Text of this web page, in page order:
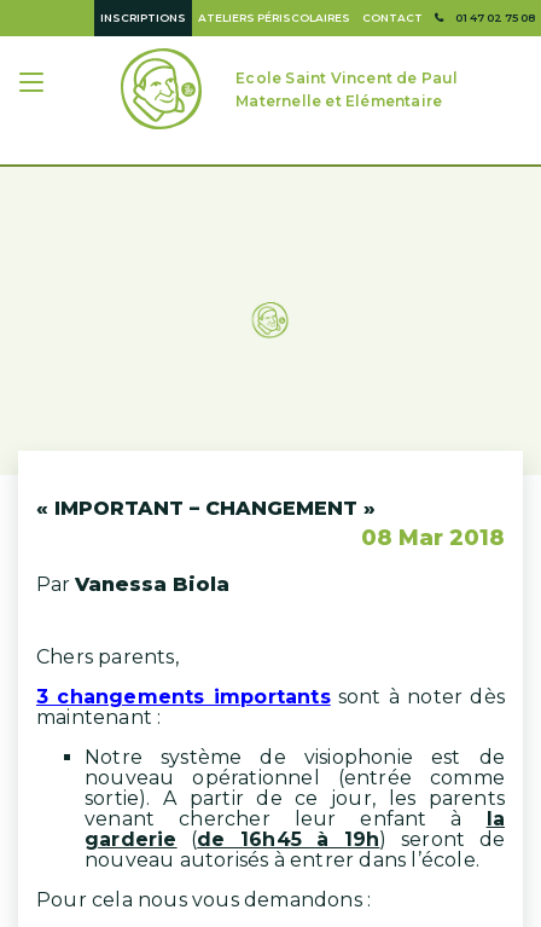
01 47 02 75 08
CONTACT
ATELIERS PÉRISCOLAIRES
INSCRIPTIONS
Ecole Saint Vincent de Paul
Maternelle et Elémentaire
« IMPORTANT – CHANGEMENT »
08 Mar 2018
Par Vanessa Biola
Chers parents,
3 changements importantssont à noter dès
maintenant :
Notre système de visiophonie est de
nouveau opérationnel (entrée comme
sortie). A partir de ce jour, les parents
venant chercher leur enfant à la
garderie (de 16h45 à 19h) seront de
nouveau autorisés à entrer dans l’école.
Pour cela nous vous demandons :